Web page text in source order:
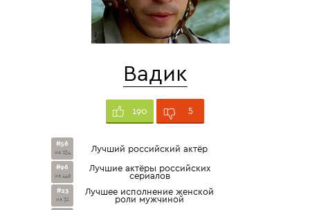
Вадик
190 5
#56
из 234 Лучший российский актёр
#96
из 446
Лучшие актёры российских
сериалов
#23
из 31
Лучшее исполнение женской
роли мужчиной